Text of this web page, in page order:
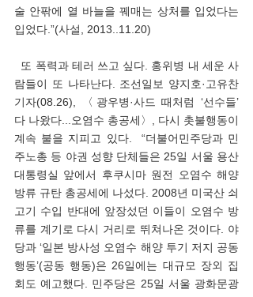
술 안팎에 열 바늘을 꿰매는 상처를 입었다는
입었다.”(사설, 2013..11.20)
람들이 또 나타난다. 조선일보 양지호·고유찬
기자(08.26), 〈광우병·사드 때처럼 ‘선수들’
다 나왔다...오염수 총공세〉, 다시 촛불행동이
계속 불을 지피고 있다.  “더불어민주당과 민
주노총 등 야권 성향 단체들은 25일 서울 용산
대통령실 앞에서 후쿠시마 원전 오염수 해양
방류 규탄 총공세에 나섰다. 2008년 미국산 쇠
고기 수입 반대에 앞장섰던 이들이 오염수 방
류를 계기로 다시 거리로 뛰쳐나온 것이다. 야
당과 ‘일본 방사성 오염수 해양 투기 저지 공동
행동’(공동 행동)은 26일에는 대규모 장외 집
회도 예고했다. 민주당은 25일 서울 광화문광